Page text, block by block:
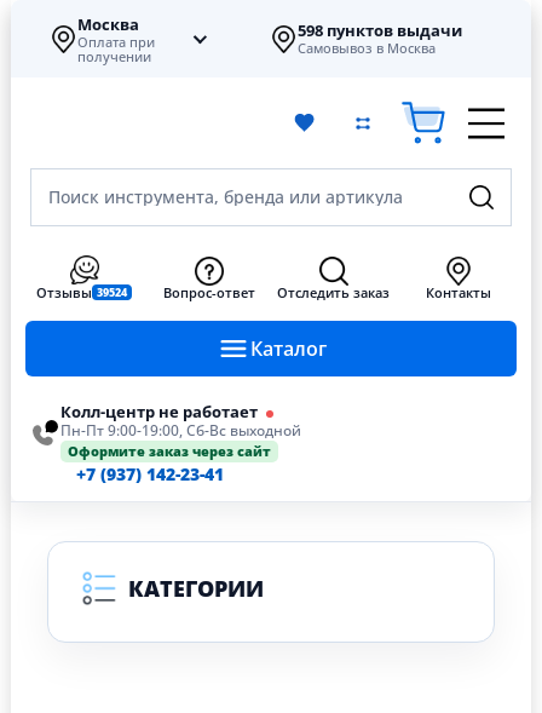
Москва
Оплата при
получении
598 пунктов выдачи
Самовывоз в Москва
Поиск инструмента, бренда или артикула
Каталог
Отзывы 39524 Вопрос-ответ Отследить заказ Контакты
Колл-центр не работает
Пн-Пт 9:00-19:00, Сб-Вс выходной
Оформите заказ через сайт
+7 (937) 142-23-41
КАТЕГОРИИ